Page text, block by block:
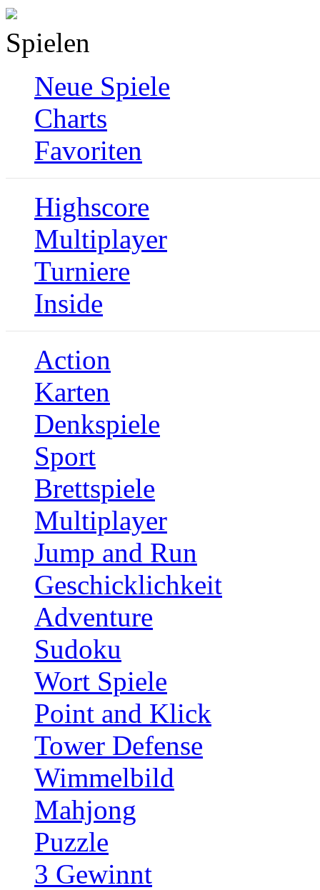
Spielen
Neue Spiele
Charts
Favoriten
Highscore
Multiplayer
Turniere
Inside
Action
Karten
Denkspiele
Sport
Brettspiele
Multiplayer
Jump and Run
Geschicklichkeit
Adventure
Sudoku
Wort Spiele
Point and Klick
Tower Defense
Wimmelbild
Mahjong
Puzzle
3 Gewinnt